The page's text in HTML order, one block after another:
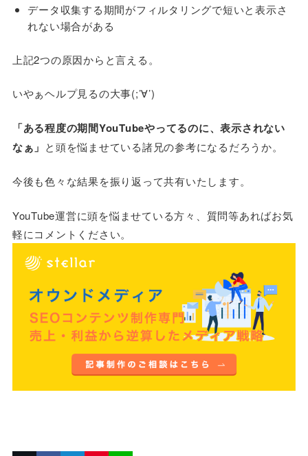
データ収集する期間がフィルタリングで短いと表示さ
れない場合がある
上記2つの原因からと言える。
いやぁヘルプ見るの大事(;’∀’)
「ある程度の期間YouTubeやってるのに、表示されない
なぁ」 と頭を悩ませている諸兄の参考になるだろうか。
今後も色々な結果を振り返って共有いたします。
YouTube運営に頭を悩ませている方々、質問等あればお気
軽にコメントください。